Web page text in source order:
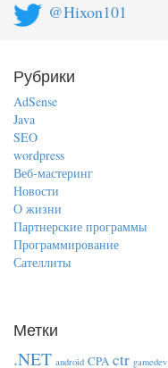
@Hixon101
Рубрики
AdSense
Java
SEO
wordpress
Веб-мастеринг
Новости
О жизни
Партнерские программы
Программирование
Сателлиты
Метки
.NET android CPA ctr gamedev